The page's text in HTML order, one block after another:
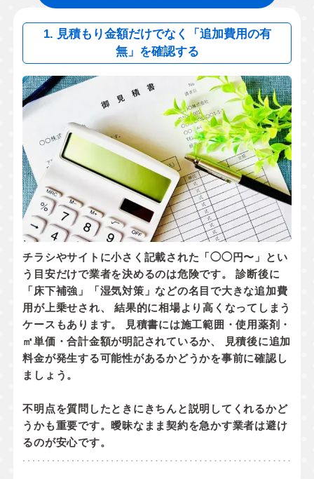
1. 見積もり金額だけでなく「追加費用の有
無」を確認する
チラシやサイトに小さく記載された「◯◯円〜」とい
う目安だけで業者を決めるのは危険です。 診断後に
「床下補強」「湿気対策」などの名目で大きな追加費
用が上乗せされ、 結果的に相場より高くなってしまう
ケースもあります。 見積書には施工範囲・使用薬剤・
㎡単価・合計金額が明記されているか、
見積後に追加
料金が発生する可能性があるかどうかを事前に確認し
ましょう。
不明点を質問したときにきちんと説明してくれるかど
うかも重要です。曖昧なまま契約を急かす業者は避け
るのが安心です。